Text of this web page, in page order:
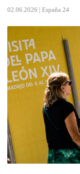
02.06.2026 | España 24